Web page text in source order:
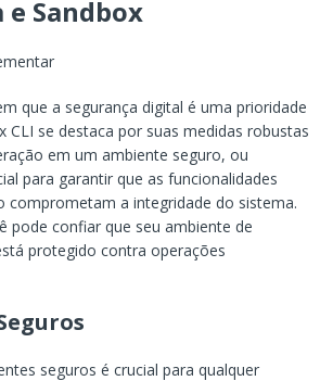
e Sandbox
que a segurança digital é uma prioridade
CLI se destaca por suas medidas robustas
em um ambiente seguro, ou
para garantir que as funcionalidades
comprometam a integridade do sistema.
pode confiar que seu ambiente de
protegido contra operações
seguros é crucial para qualquer